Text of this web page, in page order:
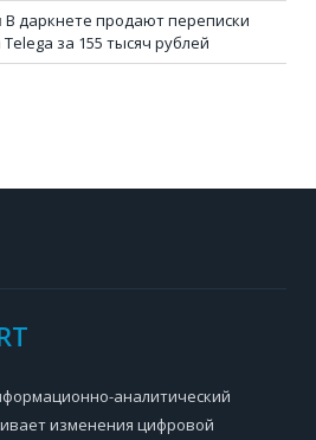
В даркнете продают переписки
за 155 тысяч рублей
аналитический
изменения цифровой